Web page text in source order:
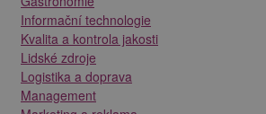
Informační technologie
Kvalita a kontrola jakosti
Lidské zdroje
Logistika a doprava
Management